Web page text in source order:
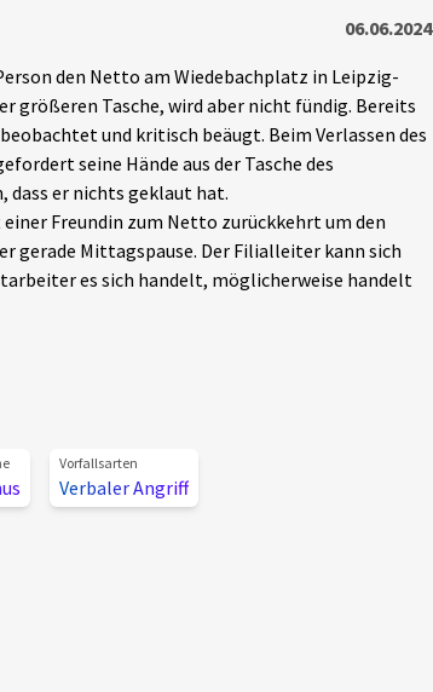
06.06.2024
den Netto am Wiedebachplatz in Leipzig-
größeren Tasche, wird aber nicht fündig. Bereits
und kritisch beäugt. Beim Verlassen des
seine Hände aus der Tasche des
dass er nichts geklaut hat.
Freundin zum Netto zurückkehrt um den
gerade Mittagspause. Der Filialleiter kann sich
es sich handelt, möglicherweise handelt
Vorfallsarten
Verbaler Angriff